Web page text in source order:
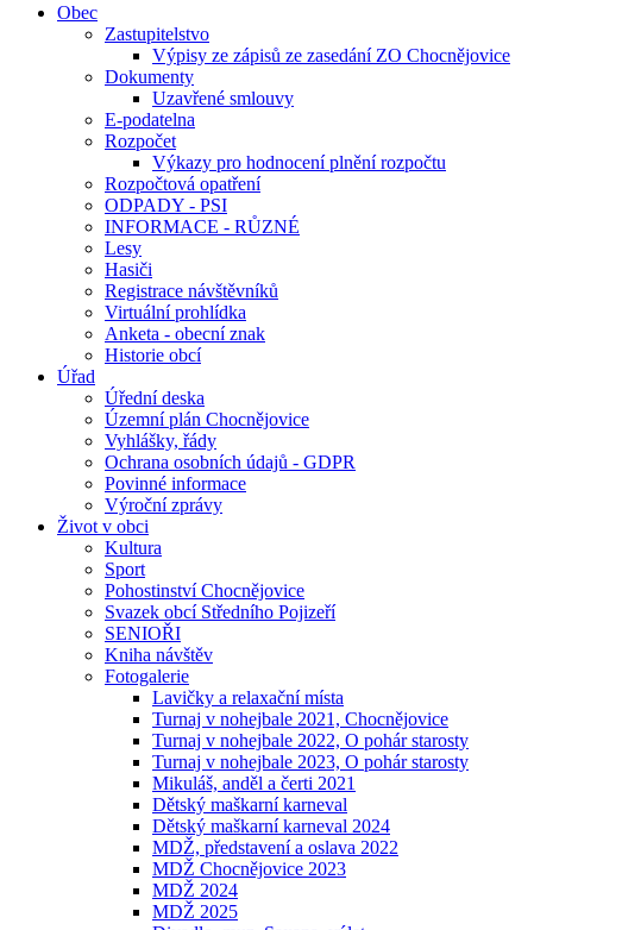
Obec
Zastupitelstvo
Výpisy ze zápisů ze zasedání ZO Chocnějovice
Dokumenty
Uzavřené smlouvy
E-podatelna
Rozpočet
Výkazy pro hodnocení plnění rozpočtu
Rozpočtová opatření
ODPADY - PSI
INFORMACE - RŮZNÉ
Lesy
Hasiči
Registrace návštěvníků
Virtuální prohlídka
Anketa - obecní znak
Historie obcí
Úřad
Úřední deska
Územní plán Chocnějovice
Vyhlášky, řády
Ochrana osobních údajů - GDPR
Povinné informace
Výroční zprávy
Život v obci
Kultura
Sport
Pohostinství Chocnějovice
Svazek obcí Středního Pojizeří
SENIOŘI
Kniha návštěv
Fotogalerie
Lavičky a relaxační místa
Turnaj v nohejbale 2021, Chocnějovice
Turnaj v nohejbale 2022, O pohár starosty
Turnaj v nohejbale 2023, O pohár starosty
Mikuláš, anděl a čerti 2021
Dětský maškarní karneval
Dětský maškarní karneval 2024
MDŽ, představení a oslava 2022
MDŽ Chocnějovice 2023
MDŽ 2024
MDŽ 2025